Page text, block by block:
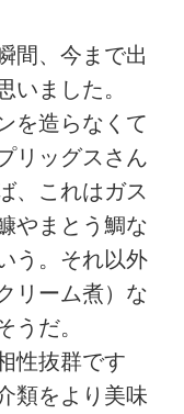
間、今まで出
いました。
を造らなくて
リッグスさん
、これはガス
やまとう鯛な
う。それ以外
リーム煮）な
うだ。
性抜群です
類をより美味